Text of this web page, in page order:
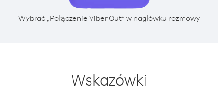
Wybrać „Połączenie Viber Out” w nagłówku rozmowy
Wskazówki